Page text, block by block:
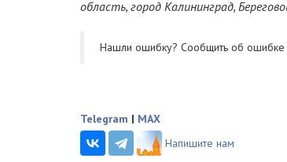
область, город Калининград,
Нашли ошибку? Cообщить об
Telegram | MAX
Напишите нам